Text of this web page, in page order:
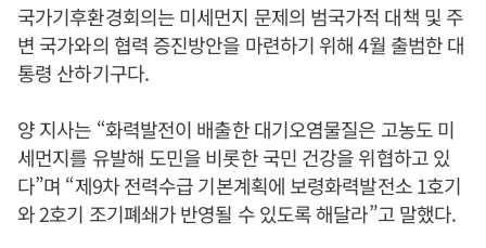
국가기후환경회의는 미세먼지 문제의 범국가적 대책 및 주
변 국가와의 협력 증진방안을 마련하기 위해 4월 출범한 대
통령 산하기구다.
양 지사는 “화력발전이 배출한 대기오염물질은 고농도 미
세먼지를 유발해 도민을 비롯한 국민 건강을 위협하고 있
다”며 “제9차 전력수급 기본계획에 보령화력발전소 1호기
와 2호기 조기폐쇄가 반영될 수 있도록 해달라”고 말했다.